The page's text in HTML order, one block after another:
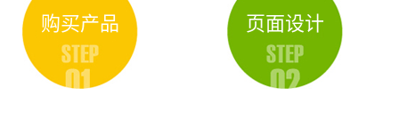
购买产品 页面设计